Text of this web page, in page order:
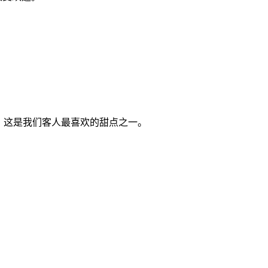
这是我们客人最喜欢的甜点之一。